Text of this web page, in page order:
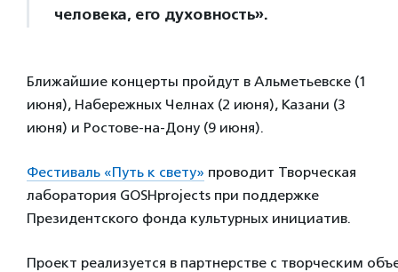
человека, его духовность».
Ближайшие концерты пройдут в Альметьевске (1
июня), Набережных Челнах (2 июня), Казани (3
июня) и Ростове-на-Дону (9 июня).
Фестиваль «Путь к свету» проводит Творческая
лаборатория GOSHprojects при поддержке
Президентского фонда культурных инициатив.
Проект реализуется в партнерстве с творческим